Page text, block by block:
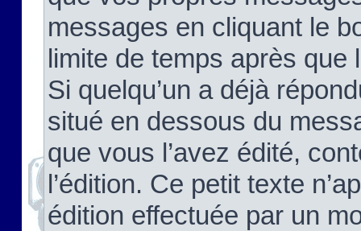
messages en cliquant le
limite de temps après que
Si quelqu’un a déjà
situé en dessous du
que vous l’avez édité,
l’édition. Ce petit texte
édition effectuée par un